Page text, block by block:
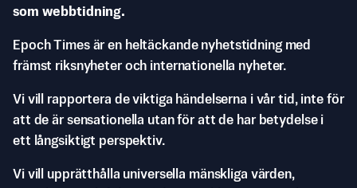
som webbtidning.
Epoch Times är en heltäckande nyhetstidning med
främst riksnyheter och internationella nyheter.
Vi vill rapportera de viktiga händelserna i vår tid, inte för
att de är sensationella utan för att de har betydelse i
ett långsiktigt perspektiv.
Vi vill upprätthålla universella mänskliga värden,